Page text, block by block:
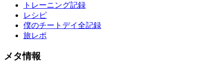
トレーニング記録
レシピ
僕のチートデイ全記録
旅レポ
メタ情報